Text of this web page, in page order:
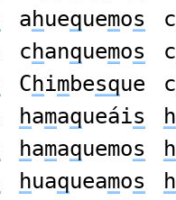
ahuequemos c
chanquemos c
Chimbesque c
hamaqueáis h
hamaquemos h
huaqueamos h